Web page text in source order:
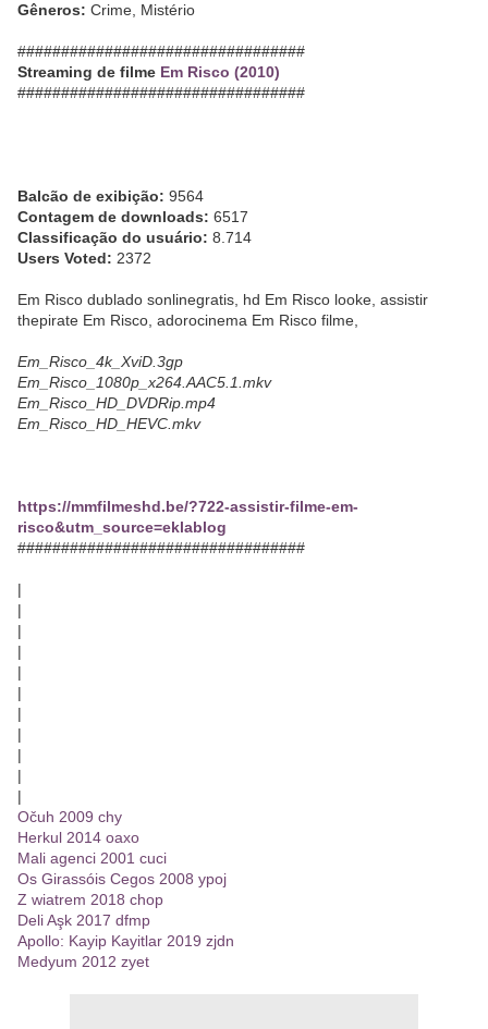
Gêneros: Crime, Mistério
#################################
Streaming de filme Em Risco (2010)
#################################
Balcão de exibição: 9564
Contagem de downloads: 6517
Classificação do usuário: 8.714
Users Voted: 2372
Em Risco dublado sonlinegratis, hd Em Risco looke, assistir
thepirate Em Risco, adorocinema Em Risco filme,
Em_Risco_4k_XviD.3gp
Em_Risco_1080p_x264.AAC5.1.mkv
Em_Risco_HD_DVDRip.mp4
Em_Risco_HD_HEVC.mkv
https://mmfilmeshd.be/?722-assistir-filme-em-
risco&utm_source=eklablog
#################################
|
|
|
|
|
|
|
|
|
|
|
Očuh 2009 chy
Herkul 2014 oaxo
Mali agenci 2001 cuci
Os Girassóis Cegos 2008 ypoj
Z wiatrem 2018 chop
Deli Aşk 2017 dfmp
Apollo: Kayip Kayitlar 2019 zjdn
Medyum 2012 zyet